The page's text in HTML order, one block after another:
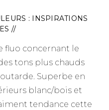
: INSPIRATIONS
//
fluo concernant le
tons plus chauds
Superbe en
blanc/bois et
tendance cette